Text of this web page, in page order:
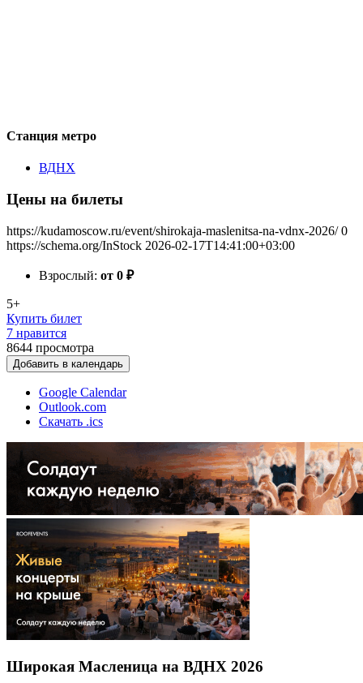
Станция метро
ВДНХ
Цены на билеты
https://kudamoscow.ru/event/shirokaja-maslenitsa-na-vdnx-2026/ 0
https://schema.org/InStock 2026-02-17T14:41:00+03:00
Взрослый: от 0 ₽
5+
Купить билет
7 нравится
8644 просмотра
Добавить в календарь
Google Calendar
Outlook.com
Скачать .ics
Широкая Масленица на ВДНХ 2026